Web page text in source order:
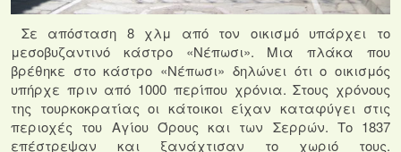
Σε απόσταση 8 χλμ από τον οικισμό υπάρχει το
μεσοβυζαντινό κάστρο «Νέπωσι». Μια πλάκα που
βρέθηκε στο κάστρο «Νέπωσι» δηλώνει ότι ο οικισμός
υπήρχε πριν από 1000 περίπου χρόνια. Στους χρόνους
της τουρκοκρατίας οι κάτοικοι είχαν καταφύγει στις
περιοχές του Αγίου Όρους και των Σερρών. Το 1837
επέστρεψαν και ξανάχτισαν το χωριό τους.